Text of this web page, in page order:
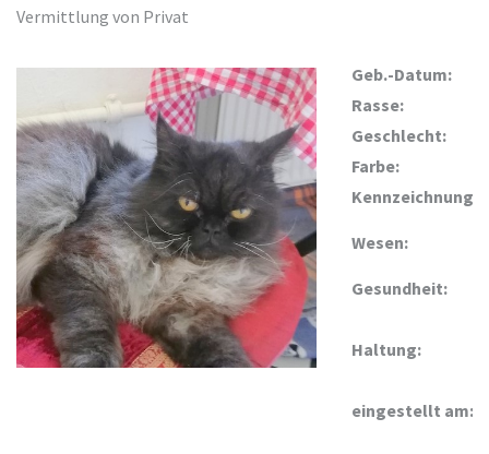
Vermittlung von Privat
Geb.-Datum:
Rasse:
Geschlecht:
Farbe:
Kennzeichnung:
Wesen:
Gesundheit:
Haltung:
eingestellt am: